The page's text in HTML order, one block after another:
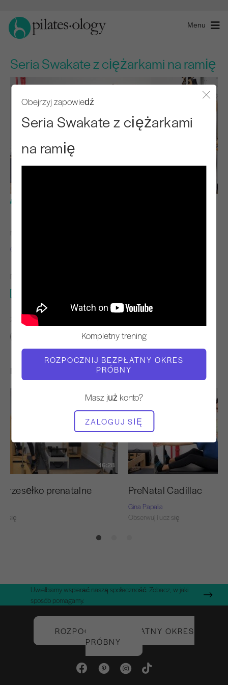
Menu
Seria Swakate z ciężarkami na ramię
Obejrzyj zapowiedź
Seria Swakate z ciężarkami
na ramię
Kompletny trening
ROZPOCZNIJ BEZPŁATNY OKRES
PRÓBNY
Masz już konto?
ZALOGUJ SIĘ
NAUCZYCIEL
Gina Papalia
POTRZEBNY SPRZĘT
ZNAJDŹ PODOBNE KLASY DLA
0 - 10 min Mata z obciążnikami na ręce lub nogi
Inne treningi, które mogą Ci się spodobać
16:28
prenatalne
się
PreNatal Cadillac
Gina Papalia
Obserwuj i ucz się
Uwielbiamy wspierać naszą społeczność. Zobacz, w jaki
sposób pomagamy.
ROZPOCZNIJ BEZPŁATNY OKRES
PRÓBNY